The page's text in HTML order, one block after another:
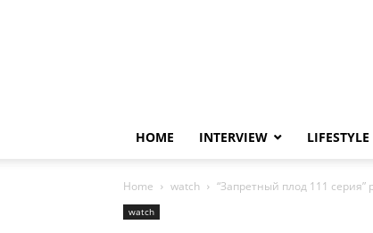
HOME INTERVIEW LIFESTYLE
Home watch “Запретный плод 111 серия”
watch